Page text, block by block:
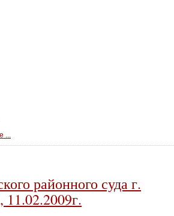
...
районного суда г.